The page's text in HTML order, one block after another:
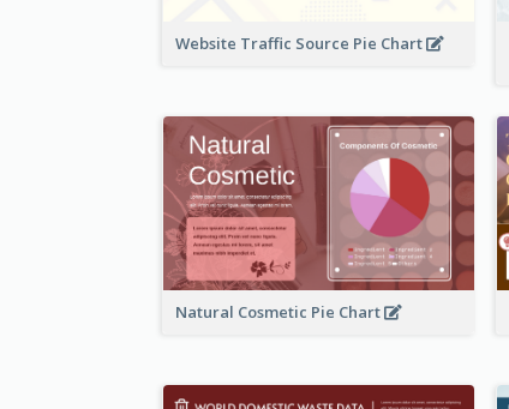
Website Traffic Source Pie Chart
Natural Cosmetic Pie Chart